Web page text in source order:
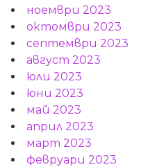
ноември 2023
октомври 2023
септември 2023
август 2023
юли 2023
юни 2023
май 2023
април 2023
март 2023
февруари 2023